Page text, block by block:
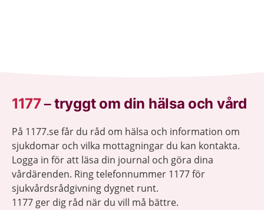
1177–tryggt om din hälsa och vård
På 1177.se får du råd om hälsa och information om
sjukdomar och vilka mottagningar du kan kontakta.
Logga in för att läsa din journal och göra dina
vårdärenden. Ring telefonnummer 1177 för
sjukvårdsrådgivning dygnet runt.
1177 ger dig råd när du vill må bättre.